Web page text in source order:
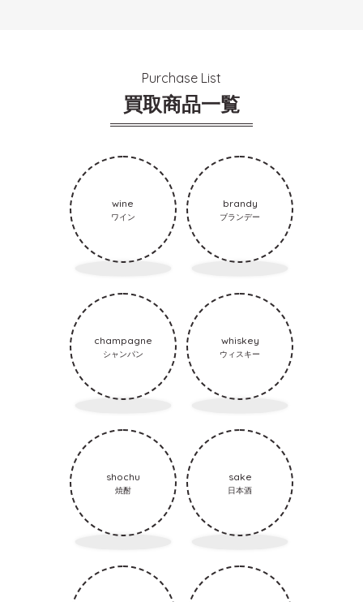
Purchase List
買取商品一覧
wine
ワイン
brandy
ブランデー
champagne
シャンパン
whiskey
ウィスキー
shochu
焼酎
sake
日本酒